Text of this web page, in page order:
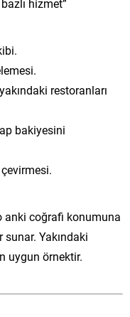
hizmet”
restoranları
bakiyesini
anki coğrafi konumuna
Yakındaki
uygun örnektir.